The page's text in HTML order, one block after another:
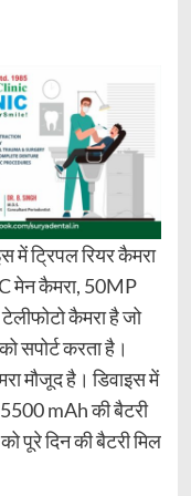
में ट्रिपल रियर कैमरा
मेन कैमरा, 50MP
कैमरा है जो
करता है।
मौजूद है। डिवाइस में
mAh की बैटरी
पूरे दिन की बैटरी मिल